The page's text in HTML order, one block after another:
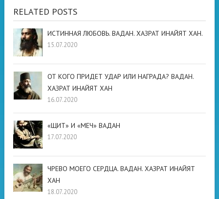
RELATED POSTS
ИСТИННАЯ ЛЮБОВЬ. ВАДАН. ХАЗРАТ ИНАЙЯТ ХАН.
15.07.2020
ОТ КОГО ПРИДЕТ УДАР ИЛИ НАГРАДА? ВАДАН.
ХАЗРАТ ИНАЙЯТ ХАН
16.07.2020
«ЩИТ» И «МЕЧ» ВАДАН
17.07.2020
ЧРЕВО МОЕГО СЕРДЦА. ВАДАН. ХАЗРАТ ИНАЙЯТ
ХАН
18.07.2020